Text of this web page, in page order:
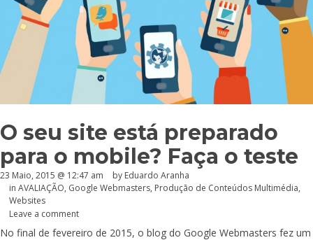
O seu site está preparado
para o mobile? Faça o teste
23 Maio, 2015 @ 12:47 am by Eduardo Aranha
in AVALIAÇÃO, Google Webmasters, Produção de Conteúdos Multimédia,
Websites
Leave a comment
No final de fevereiro de 2015, o blog do Google Webmasters fez um